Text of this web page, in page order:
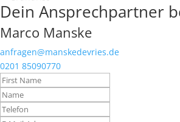
Dein Ansprechpartner
Marco Manske
anfragen@manskedevries.de
0201 85090770